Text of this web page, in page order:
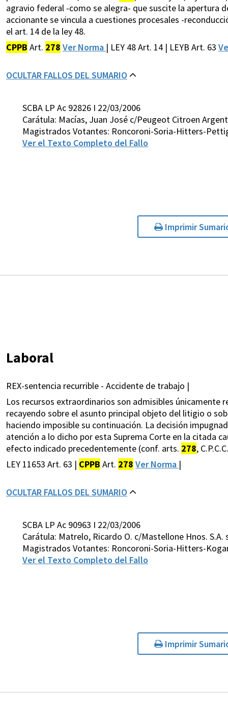
agravio federal -como se alegra- que suscite la apertura
accionante se vincula a cuestiones procesales -
el art. 14 de la ley 48.
CPPB Art. 278 Ver Norma | LEY 48 Art. 14 | LEYB Art. 63
OCULTAR FALLOS DEL SUMARIO
SCBA LP Ac 92826 I 22/03/2006
Carátula: Macías, Juan José c/Peugeot Citroen
Magistrados Votantes: Roncoroni-Soria-Hitters-
Ver el Texto Completo del Fallo
Imprimir
Laboral
REX-sentencia recurrible - Accidente de trabajo |
Los recursos extraordinarios son admisibles únicamente
recayendo sobre el asunto principal objeto del litigio o
haciendo imposible su continuación. La decisión
atención a lo dicho por esta Suprema Corte en la citada
efecto indicado precedentemente (conf. arts. 278,
LEY 11653 Art. 63 | CPPB Art. 278 Ver Norma |
OCULTAR FALLOS DEL SUMARIO
SCBA LP Ac 90963 I 22/03/2006
Carátula: Matrelo, Ricardo O. c/Mastellone Hnos.
Magistrados Votantes: Roncoroni-Soria-Hitters-
Ver el Texto Completo del Fallo
Imprimir